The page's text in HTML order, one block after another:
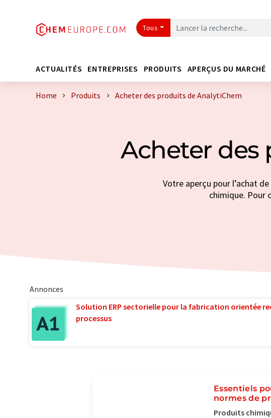
Tous
ACTUALITÉS ENTREPRISES PRODUITS APERÇUS DU MARCHÉ
Home Produits Acheter des produits de AnalytiChem
Acheter des
Votre aperçu pour l’achat
chimique. Pour
Annonces
Solution ERP sectorielle pour la fabrication orientée
processus
Essentiels
normes de
Produits